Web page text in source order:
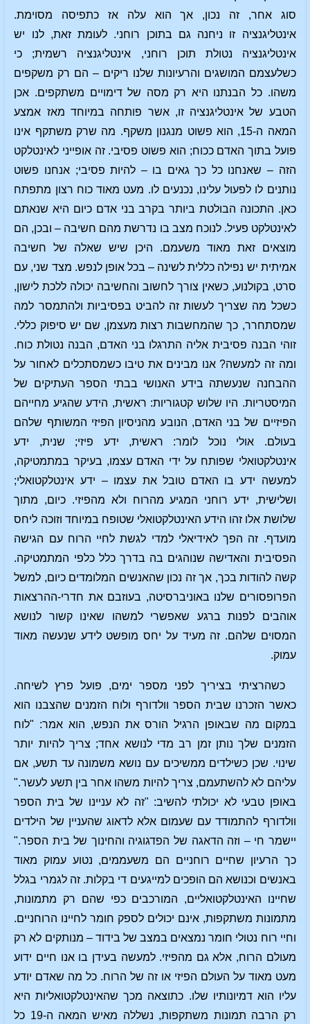
סוג אחר, זה נכון, אך הוא עלה אז כתפיסה מסוימת.
אינטליגנציה זו ניחנה גם בתוכן רוחני. לעומת זאת, לנו יש
אינטליגנציה נטולת תוכן רוחני, אינטליגנציה רשמית; כי
כשלעצמם המושגים והרעיונות שלנו ריקים – הם רק משקפים
משהו. כל הבנתנו היא רק מסה של דימויים משתקפים. אכן
הטבע של אינטליגנציה זו, אשר פותחה במיוחד מאז אמצע
המאה ה-15, הוא פשוט מנגנון משקף. מה שרק משתקף אינו
פועל בתוך האדם ככוח; הוא פשוט פסיבי. זה אופייני לאינטלקט
הזה – שאנחנו כל כך גאים בו – להיות פסיבי; אנחנו פשוט
נותנים לו לפעול עלינו, נכנעים לו. מעט מאוד כוח רצון מתפתח
כאן. התכונה הבולטת ביותר בקרב בני אדם כיום היא שנאתם
לאינטלקט פעיל. לנוכח מצב בו נדרשת מהם חשיבה – ובכן, הם
מוצאים זאת מאוד משעמם. היכן שיש שאלה של חשיבה
אמיתית יש נפילה כללית לשינה – בכל אופן לנפש. מצד שני, עם
סרט, בקולנוע, כשאין צורך לחשוב והחשיבה יכולה ללכת לישון,
כשכל מה שצריך לעשות זה להביט בפסיביות ולהתמסר למה
שמסתחרר, כך שהמחשבות רצות מעצמן, שם יש סיפוק כללי.
זוהי הבנה פסיבית אליה התרגלו בני האדם, הבנה נטולת כוח.
ומה זה למעשה? אנו מבינים את טיבו כשמסתכלים לאחור על
ההבחנה שנעשתה בידע האנושי בבתי הספר העתיקים של
המיסטריות. היו שלוש קטגוריות: ראשית, הידע שהגיע מחייהם
הפיזיים של בני האדם, הנובע מהניסיון הפיזי המשותף שלהם
בעולם. אולי נוכל לומר: ראשית, ידע פיזי; שנית, ידע
אינטלקטואלי שפותח על ידי האדם עצמו, בעיקר במתמטיקה,
למעשה ידע בו האדם טובל את עצמו – ידע אינטלקטואלי;
ושלישית, ידע רוחני המגיע מהרוח ולא מהפיזי. כיום, מתוך
שלושת אלו זהו הידע האינטלקטואלי שטופח במיוחד וזוכה ליחס
מועדף. זה הפך לאידיאלי למדי לגשת לחיי הרוח עם הגישה
הפסיבית והאדישה שנוהגים בה בדרך כלל כלפי המתמטיקה.
קשה להודות בכך, אך זה נכון שהאנשים המלומדים כיום, למשל
הפרופסורים שלנו באוניברסיטה, בעוזבם את חדרי-ההרצאות
אוהבים לפנות ברגע שאפשרי למשהו שאינו קשור לנושא
המסוים שלהם. זה מעיד על יחס מופשט לידע שנעשה מאוד
עמוק.
כשהרציתי בציריך לפני מספר ימים, פועל פרץ לשיחה.
כאשר הזכרנו שבית הספר וולדורף ולוח הזמנים שהצבנו הוא
במקום מה שבאופן הרגיל הורס את הנפש, הוא אמר: "לוח
הזמנים שלך נותן זמן רב מדי לנושא אחד; צריך להיות יותר
שינוי. שכן כשילדים ממשיכים עם נושא משמונה עד תשע, אם
עליהם לא להשתעמם, צריך להיות משהו אחר בין תשע לעשר."
באופן טבעי לא יכולתי להשיב: "זה לא עניינו של בית הספר
וולדורף להתמודד עם שעמום אלא לדאוג שהעניין של הילדים
יישמר חי – וזה הדאגה של הפדגוגיה והחינוך של בית הספר."
כך הרעיון שחיים רוחניים הם משעממים, נטוע עמוק מאוד
באנשים וכנושא הם הופכים למייגעים די בקלות. זה לגמרי בגלל
שחיינו האינטלקטואליים, המורכבים כפי שהם רק מתמונות,
מתמונות משתקפות, אינם יכולים לספק חומר לחיינו הרוחניים.
וחיי רוח נטולי חומר נמצאים במצב של בידוד – מנותקים לא רק
מעולם הרוח, אלא גם מהפיזי. למעשה בעידן בו אנו חיים ידוע
מעט מאוד על העולם הפיזי או זה של הרוח. כל מה שאדם יודע
עליו הוא דמיונותיו שלו. כתוצאה מכך שהאינטלקטואליות היא
רק הרבה תמונות משתקפות, נשללה מאיש המאה ה-19 כל